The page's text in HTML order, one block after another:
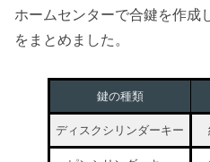
ホームセンターで合鍵を作成
をまとめました。
鍵の種類
ディスクシリンダーキー